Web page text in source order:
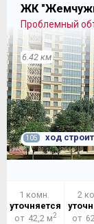
балконных
ЖК
Проблемный
6.42 км
105 ход
1 комн.
уточняется
от 42,2 м2
2
от